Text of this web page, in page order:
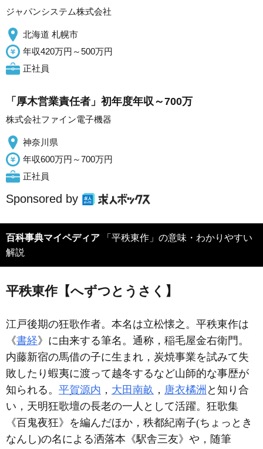
ジャパンシステム株式会社
北海道 札幌市
年収420万円～500万円
正社員
「厚木営業責任者」初年度年収～700万
株式会社ファイン電子機器
神奈川県
年収600万円～700万円
正社員
Sponsored by
百科事典マイペディア
解説
平秩東作【へずつとうさく】
江戸後期の狂歌作者。本名は立松懐之。平秩東作は
《書経》に由来する筆名。通称，稲毛屋金右衛門。
内藤新宿の馬借の子に生まれ，炭焼事業を試みて失
敗したり蝦夷に渡って越冬するなど山師的な事歴が
知られる。 平賀源内 ， 大田南畝 ， 唐衣橘洲 と知り合
い，天明狂歌壇の長老の一人として活躍。狂歌集
《百鬼夜狂》を編んだほか，秩都紀南子(ちょっとき
なんし)の名による洒落本《駅舎三友》や，随筆